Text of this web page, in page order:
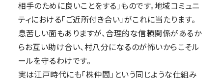
相手のために良いことをする」ものです。地域コミュニ
ティにおける「ご近所付き合い」がこれに当たります。
息苦しい面もありますが、合理的な信頼関係があるか
らお互い助け合い、村八分になるのが怖いからこそル
ールを守るわけです。
実は江戸時代にも「株仲間」という同じような仕組み